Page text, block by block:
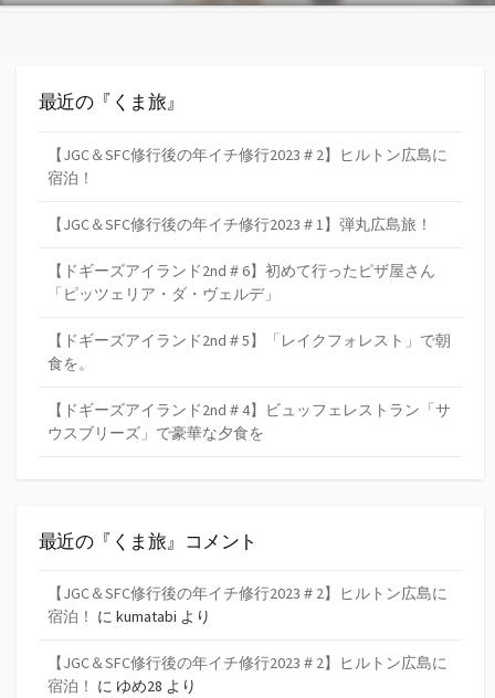
最近の『くま旅』
【JGC＆SFC修行後の年イチ修行2023＃2】ヒルトン広島に
宿泊！
【JGC＆SFC修行後の年イチ修行2023＃1】弾丸広島旅！
【ドギーズアイランド2nd＃6】初めて行ったピザ屋さん
「ピッツェリア・ダ・ヴェルデ」
【ドギーズアイランド2nd＃5】「レイクフォレスト」で朝
食を。
【ドギーズアイランド2nd＃4】ビュッフェレストラン「サ
ウスブリーズ」で豪華な夕食を
最近の『くま旅』コメント
【JGC＆SFC修行後の年イチ修行2023＃2】ヒルトン広島に
宿泊！ に kumatabi より
【JGC＆SFC修行後の年イチ修行2023＃2】ヒルトン広島に
宿泊！ に ゆめ28 より